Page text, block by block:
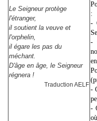
Le Seigneur protège
l'étranger,
il soutient la veuve et
l'orphelin,
il égare les pas du
méchant.
D'âge en âge, le Seigneur
régnera !
Traduction AELF
:
-
-
-
-